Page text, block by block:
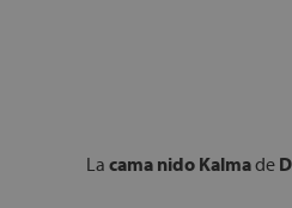
La cama nido Kalmade